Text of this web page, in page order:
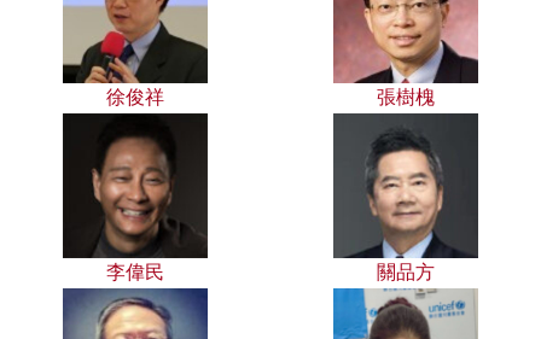
徐俊祥 張樹槐
李偉民 關品方